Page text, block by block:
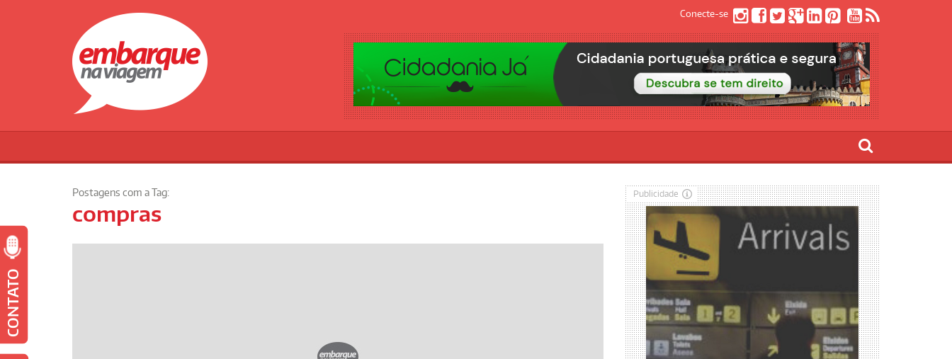
Conecte-se
Postagens com a Tag:
compras
Publicidade
CONTATO